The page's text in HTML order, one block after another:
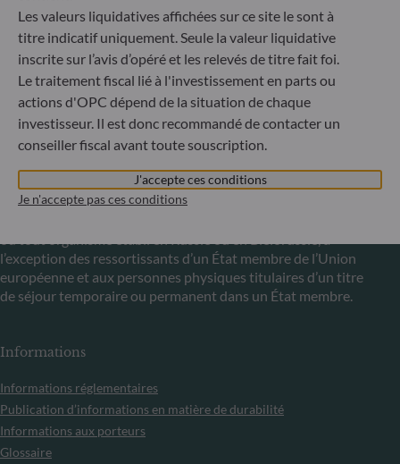
Communiqué sur les sanctions européennes contre la
Russie
S’inscrivant dans le cadre des sanctions prises par l’Union
européenne dans le cadre de la crise ukrainienne, nous vous
informons que, compte tenu des dispositions des
règlements UE n°833/2014 et UE n°398/2022, la
Gestion est interdite à tout ressortissant russe ou
biélorusse, à toute personne physique résidant en Russie
l’exception des ressortissants d’un État membre de l’Union
européenne et aux personnes physiques titulaires d’un titre
de séjour temporaire ou permanent dans un État membre.
Informations
Informations réglementaires
Publication d’informations en matière de durabilité
Informations aux porteurs
Glossaire
Les valeurs liquidatives affichées sur ce site le sont à
titre indicatif uniquement. Seule la valeur liquidative
inscrite sur l’avis d’opéré et les relevés de titre fait foi.
Le traitement fiscal lié à l'investissement en parts ou
actions d'OPC dépend de la situation de chaque
investisseur. Il est donc recommandé de contacter un
conseiller fiscal avant toute souscription.
J'accepte ces conditions
Je n'accepte pas ces conditions